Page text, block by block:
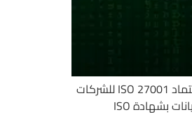
الهجمات الإلكترونية تتطور يوميًا وتزداد تعقيدًا، مما يجعل حماية المعلومات الحساسة أولوية قصوى لأي مؤسسة، خصوصًا في عالم الشركات التقنية. اعتماد ISO 27001 للشركات
التقنية يمنح المؤسسات خط الدفاع الأول ضد الاختراقات، حيث ينتقل الأمن السيبراني من إجراءات عشوائية إلى إطار عمل منظم ومدروس. وتوفر حماية البيانات بشهادة ISO